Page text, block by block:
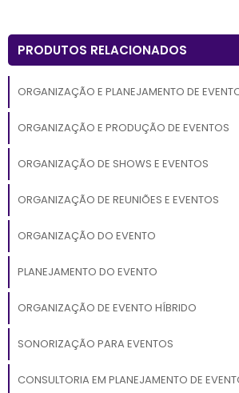
PRODUTOS RELACIONADOS
ORGANIZAÇÃO E PLANEJAMENTO DE
ORGANIZAÇÃO E PRODUÇÃO DE EVENTOS
ORGANIZAÇÃO DE SHOWS E EVENTOS
ORGANIZAÇÃO DE REUNIÕES E EVENTOS
ORGANIZAÇÃO DO EVENTO
PLANEJAMENTO DO EVENTO
ORGANIZAÇÃO DE EVENTO HÍBRIDO
SONORIZAÇÃO PARA EVENTOS
CONSULTORIA EM PLANEJAMENTO DE